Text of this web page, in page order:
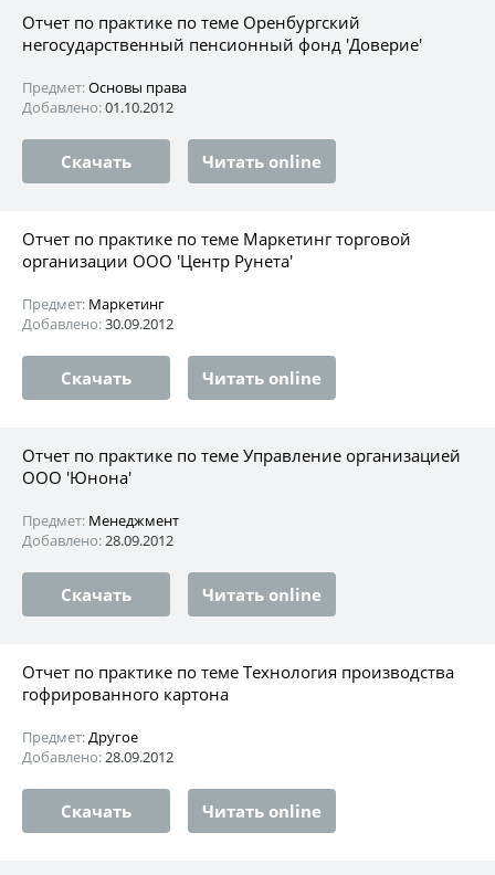
Отчет по практике по теме Оренбургский
негосударственный пенсионный фонд 'Доверие'
Предмет:Основы права
Добавлено:01.10.2012
Скачать Читать online
Отчет по практике по теме Маркетинг торговой
организации ООО 'Центр Рунета'
Предмет: Маркетинг
Добавлено:30.09.2012
Скачать Читать online
Отчет по практике по теме Управление организацией
ООО 'Юнона'
Предмет: Менеджмент
Добавлено:28.09.2012
Скачать Читать online
Отчет по практике по теме Технология производства
гофрированного картона
Предмет:Другое
Добавлено:28.09.2012
Скачать Читать online